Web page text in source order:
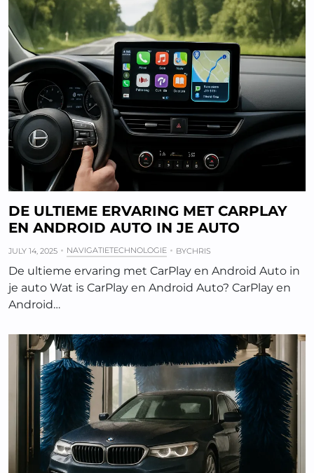
DE ULTIEME ERVARING MET CARPLAY
EN ANDROID AUTO IN JE AUTO
JULY 14, 2025 NAVIGATIETECHNOLOGIE BYCHRIS
De ultieme ervaring met CarPlay en Android Auto in
je auto Wat is CarPlay en Android Auto? CarPlay en
Android…